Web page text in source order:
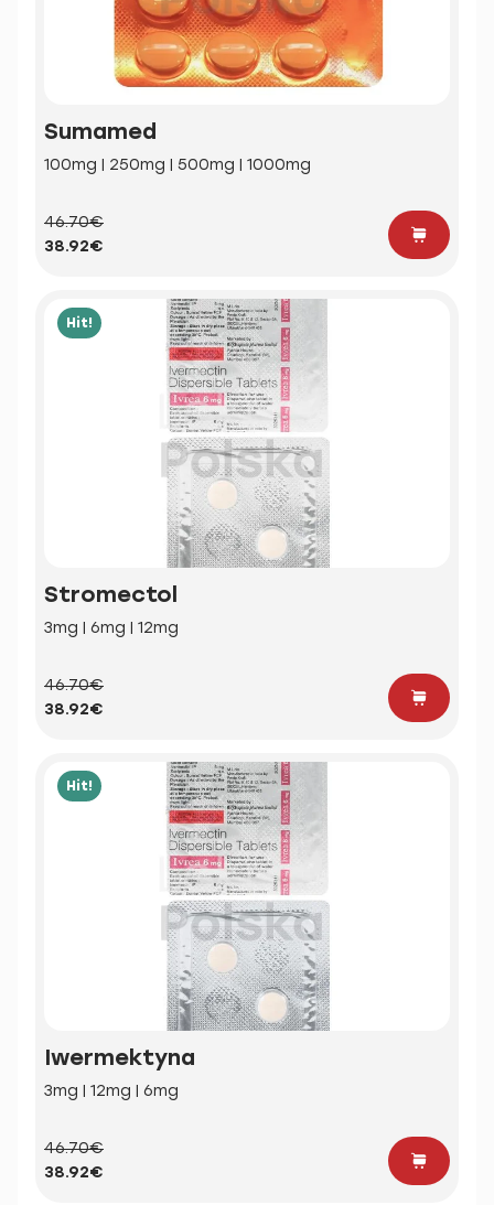
Sumamed
100mg | 250mg | 500mg | 1000mg
46.70€
38.92€
Hit!
Stromectol
3mg | 6mg | 12mg
46.70€
38.92€
Hit!
Iwermektyna
3mg | 12mg | 6mg
46.70€
38.92€